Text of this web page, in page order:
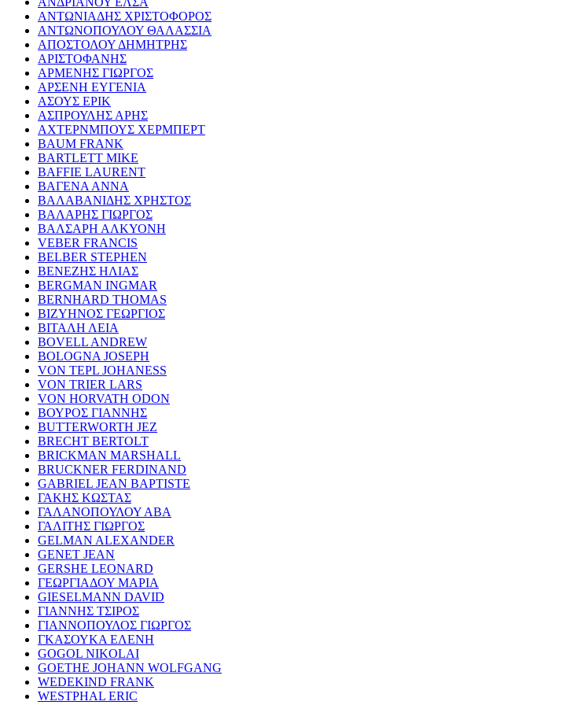
ΑΝΤΩΝΙΑΔΗΣ ΧΡΙΣΤΟΦΟΡΟΣ
ΑΝΤΩΝΟΠΟΥΛΟΥ ΘΑΛΑΣΣΙΑ
ΑΠΟΣΤΟΛΟΥ ΔΗΜΗΤΡΗΣ
ΑΡΙΣΤΟΦΑΝΗΣ
ΑΡΜΕΝΗΣ ΓΙΩΡΓΟΣ
ΑΡΣΕΝΗ ΕΥΓΕΝΙΑ
ΑΣΟΥΣ ΕΡΙΚ
ΑΣΠΡΟΥΛΗΣ ΑΡΗΣ
ΑΧΤΕΡΝΜΠΟΥΣ ΧΕΡΜΠΕΡΤ
BAUM FRANK
BARTLETT MIKE
BAFFIE LAURENT
ΒΑΓΕΝΑ ΑΝΝΑ
ΒΑΛΑΒΑΝΙΔΗΣ ΧΡΗΣΤΟΣ
ΒΑΛΑΡΗΣ ΓΙΩΡΓΟΣ
ΒΑΛΣΑΡΗ ΑΛΚΥΟΝΗ
VEBER FRANCIS
BELBER STEPHEN
ΒΕΝΕΖΗΣ ΗΛΙΑΣ
BERGMAN INGMAR
BERNHARD THOMAS
ΒΙΖΥΗΝΟΣ ΓΕΩΡΓΙΟΣ
ΒΙΤΑΛΗ ΛΕΙΑ
BOVELL ANDREW
BOLOGNA JOSEPH
VON TEPL JOHANESS
VON TRIER LARS
VON HORVATH ODON
ΒΟΥΡΟΣ ΓΙΑΝΝΗΣ
BUTTERWORTH JEZ
BRECHT BERTOLT
BRICKMAN MARSHALL
BRUCKNER FERDINAND
GABRIEL JEAN BAPTISTE
ΓΑΚΗΣ ΚΩΣΤΑΣ
ΓΑΛΑΝΟΠΟΥΛΟΥ ΑΒΑ
ΓΑΛΙΤΗΣ ΓΙΩΡΓΟΣ
GELMAN ALEXANDER
GENET JEAN
GERSHE LEONARD
ΓΕΩΡΓΙΑΔΟΥ ΜΑΡΙΑ
GIESELMANN DAVID
ΓΙΑΝΝΗΣ ΤΣΙΡΟΣ
ΓΙΑΝΝΟΠΟΥΛΟΣ ΓΙΩΡΓΟΣ
ΓΚΑΣΟΥΚΑ ΕΛΕΝΗ
GOGOL NIKOLAI
GOETHE JOHANN WOLFGANG
WEDEKIND FRANK
WESTPHAL ERIC